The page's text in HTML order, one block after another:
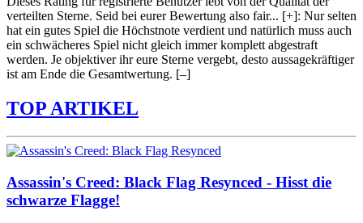
verteilten Sterne. Seid bei eurer Bewertung also fair... [+]: Nur selten
hat ein gutes Spiel die Höchstnote verdient und natürlich muss auch
ein schwächeres Spiel nicht gleich immer komplett abgestraft
werden. Je objektiver ihr eure Sterne vergebt, desto aussagekräftiger
ist am Ende die Gesamtwertung. [–]
TOP ARTIKEL
Assassin's Creed: Black Flag Resynced - Hisst die
schwarze Flagge!